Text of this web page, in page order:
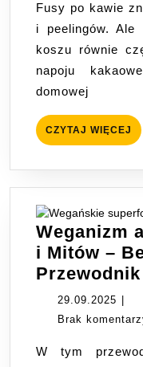
–
zero
z
Fusy po kawie znamy już jako składnik ciastek
i peelingów.
koszu równie
napoju
domowej
CZYTAJ WIĘCEJ
Weganizm
i Mitów –
Przewodnik
29.09.2025
Brak
W tym przewodniku rozdzielamy mity od